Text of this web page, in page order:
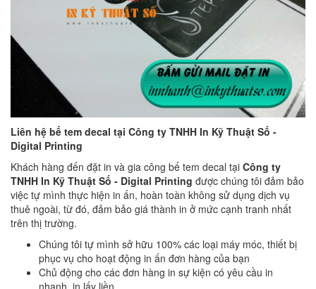
Liên hệ bế tem decal tại Công ty TNHH In Kỹ Thuật Số -
Digital Printing
Khách hàng đến đặt in và gia công bế tem decal tại Công ty
TNHH In Kỹ Thuật Số - Digital Printing được chúng tôi đảm bảo
việc tự mình thực hiện in ấn, hoàn toàn không sử dụng dịch vụ
thuê ngoài, từ đó, đảm bảo giá thành in ở mức cạnh tranh nhất
trên thị trường.
Chúng tôi tự mình sở hữu 100% các loại máy móc, thiết bị
phục vụ cho hoạt động in ấn đơn hàng của bạn
Chủ động cho các đơn hàng in sự kiện có yêu cầu in
nhanh, in lấy liền